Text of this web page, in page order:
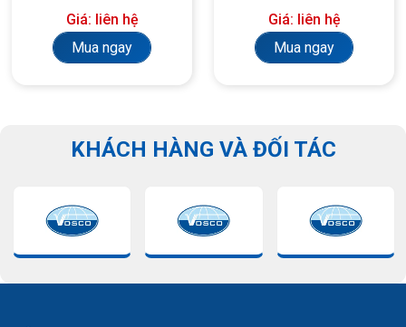
yêu cầu)
Giá: liên hệ
Mua ngay
Giá: liên hệ
Mua ngay
KHÁCH HÀNG VÀ ĐỐI TÁC